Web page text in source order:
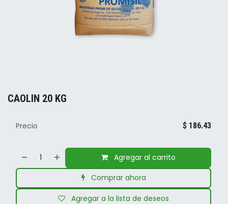
CAOLIN 20 KG
Agregar al carrito
Comprar ahora
Agregar a la lista de deseos
Precio $ 186.43